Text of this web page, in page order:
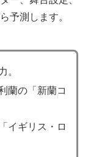
予測します。
。
蘭の「新蘭コ
イギリス・ロ